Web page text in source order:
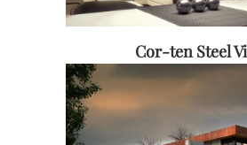
Cor-ten Steel